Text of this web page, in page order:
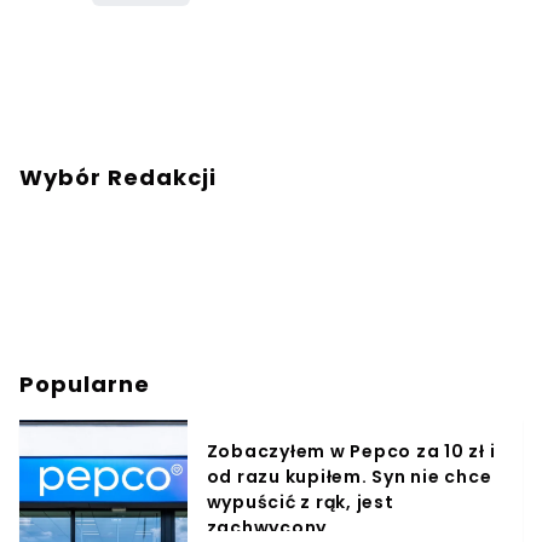
Wybór Redakcji
Popularne
Zobaczyłem w Pepco za 10 zł i
od razu kupiłem. Syn nie chce
wypuścić z rąk, jest
zachwycony